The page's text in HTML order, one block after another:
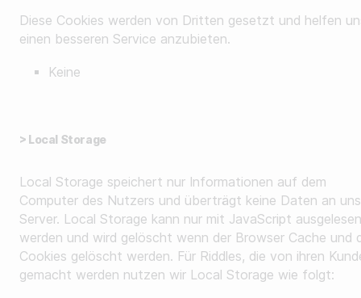
Diese Cookies werden von Dritten gesetzt und helfen
einen besseren Service anzubieten.
Keine
> Local Storage
Local Storage speichert nur Informationen auf dem
Computer des Nutzers und überträgt keine Daten an
Server. Local Storage kann nur mit JavaScript ausgelesen
werden und wird gelöscht wenn der Browser Cache und
Cookies gelöscht werden. Für Riddles, die von ihren
gemacht werden nutzen wir Local Storage wie folgt: